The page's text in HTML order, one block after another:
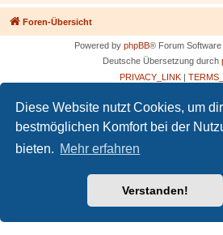
Diese Website nutzt Cookies, um
bestmöglichen Komfort bei der
bieten. Mehr erfahren
Verstanden!
Foren-Übersicht
Powered by phpBB® Forum Software
Deutsche Übersetzung durch
PRIVACY_LINK|